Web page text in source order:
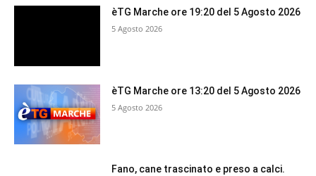
èTG Marche ore 19:20 del 5 Agosto 2026
5 Agosto 2026
èTG Marche ore 13:20 del 5 Agosto 2026
5 Agosto 2026
Fano, cane trascinato e preso a calci.